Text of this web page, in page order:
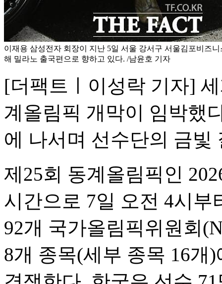
이재용 삼성전자 회장이 지난 5일 서울 강서구 서울김포비즈
해 밀라노 출국편으로 향하고 있다. /남윤호 기자
[더팩트ㅣ이성락 기자]
계올림픽 개막이 임박했
에 나서며 선수단의 금빛
제25회 동계올림픽인
시간으로 7일 오전 4시부
92개 국가올림픽위원회
8개 종목(세부 종목 16개